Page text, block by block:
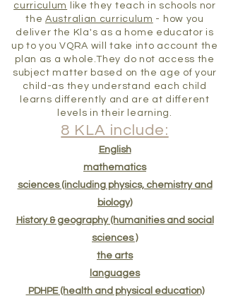
curriculum
like they teach in schools nor
theAustralian curriculum - how you
deliver the Kla's as a home educator is
up to you VQRA will take into account the
plan as a whole.They do not access the
subject matter based on the age of your
child-as they understand each child
learns differently and are at different
levels in their learning.
8 KLA include:
English
mathematics
sciences (including physics, chemistry and
biology)
History & geography (humanities and social
sciences )
the arts
languages
PDHPE (health and physical education)